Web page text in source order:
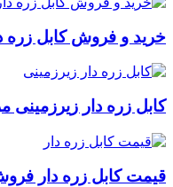
خرید و فروش کابل زره
کابل زره دار
قیمت کابل زره دار